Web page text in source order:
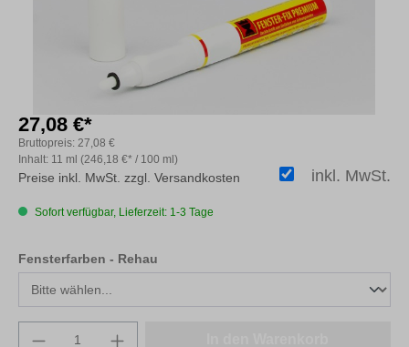
27,08 €*
Inhalt: 11 ml (246,18 €* / 100 ml)
Bruttopreis: 27,08 €
inkl. MwSt.
Preise inkl. MwSt. zzgl. Versandkosten
Sofort verfügbar, Lieferzeit: 1-3 Tage
Fensterfarben - Rehau
Produkt Anzahl: Gib den gewünschten